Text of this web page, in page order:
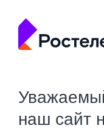
наш сайт